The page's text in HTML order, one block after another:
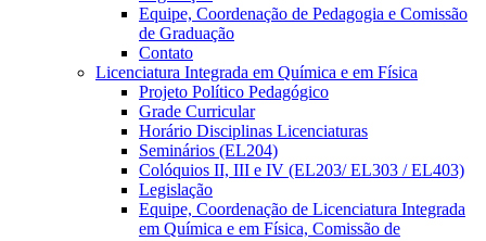
Equipe, Coordenação de Pedagogia e Comissão
de Graduação
Contato
Licenciatura Integrada em Química e em Física
Projeto Político Pedagógico
Grade Curricular
Horário Disciplinas Licenciaturas
Seminários (EL204)
Colóquios II, III e IV (EL203/ EL303 / EL403)
Legislação
Equipe, Coordenação de Licenciatura Integrada
em Química e em Física, Comissão de